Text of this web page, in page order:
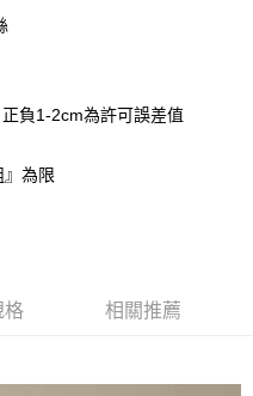
」的支付方式。 讓您購物簡單
儲值。
可結帳。
，將跳轉至「AFTEE先享後付」
方視為交易完成。
，但若您需要取消訂單，請聯絡
之結帳頁面顯示為準，若有關於
負1-2cm為許可誤差值
為限
格 相關推薦